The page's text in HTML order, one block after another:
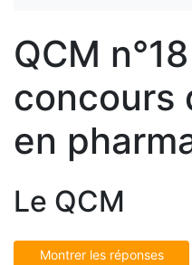
QCM
concours
en
Le QCM
Montrer les réponses